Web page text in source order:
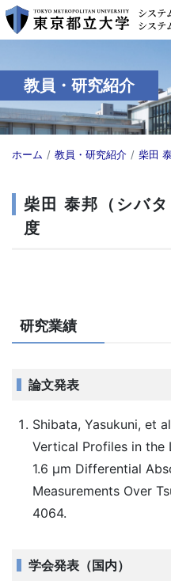
教員・研究紹介
ホーム 教員・研究紹介 柴田
柴田 泰邦（シバ
度
研究業績
論文発表
Shibata, Yasukuni, et
Vertical Profiles in the
1.6 µm Differential
Measurements Over
4064.
学会発表（国内）